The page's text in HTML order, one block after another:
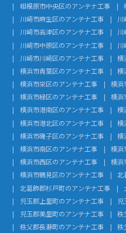
相模原市中央区のアンテナ工事
川崎市麻生区のアンテナ工事
川
川崎市高津区のアンテナ工事
川
川崎市中原区のアンテナ工事
川
川崎市川崎区のアンテナ工事
横
横浜市青葉区のアンテナ工事
横
横浜市栄区のアンテナ工事
横浜
横浜市緑区のアンテナ工事
横浜
横浜市港南区のアンテナ工事
横
横浜市港北区のアンテナ工事
横
横浜市磯子区のアンテナ工事
横
横浜市南区のアンテナ工事
横浜
横浜市西区のアンテナ工事
横浜
横浜市鶴見区のアンテナ工事
北
北葛飾郡杉戸町のアンテナ工事
児玉郡上里町のアンテナ工事
児玉郡美里町のアンテナ工事
秩
秩父郡長瀞町のアンテナ工事
秩